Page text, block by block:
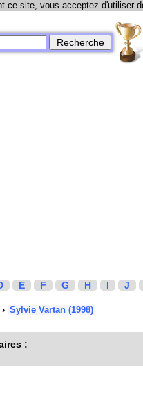
ce site, vous acceptez d'utiliser
E F G H I J
› Sylvie Vartan (1998)
: